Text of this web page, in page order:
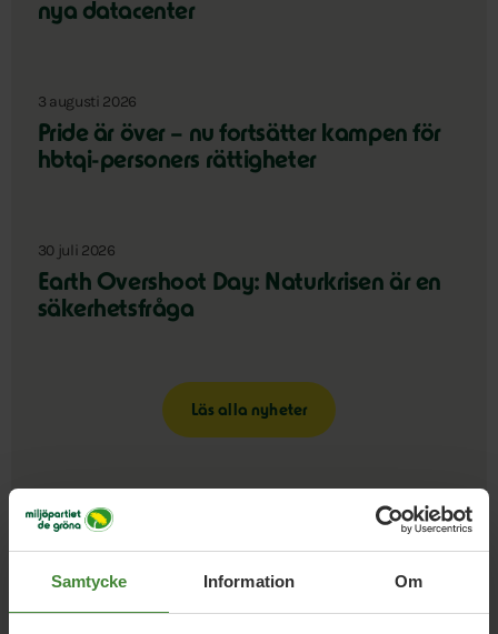
Samtycke Information Om
nya datacenter
3 augusti 2026
Pride är över – nu fortsätter kampen för
hbtqi-personers rättigheter
30 juli 2026
Earth Overshoot Day: Naturkrisen är en
säkerhetsfråga
Läs alla nyheter